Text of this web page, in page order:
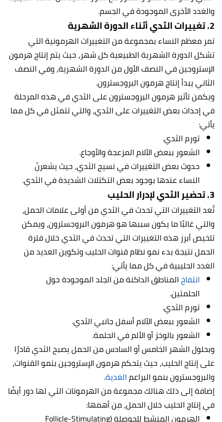
والغدد الأخرى الموجودة في الجسم.
2. تغييرات الثدي أثناء الدورة الشهرية
تمر معظم النساء بمجموعة من التغييرات الهرمونية التي
تشكل الدورة الشهرية الطبيعية كل شهر، حيث يتم إنتاج هرمون
الإستروجين في النصف الأول من الدورة الشهرية، وفي النصف
الثاني يبدأ إنتاج هرمون البروجسترون.
ويكمن تأثير هرمون البروجسترون على الثدي في هذه المرحلة
في إحداث بعض التغييرات على الثدي، والتي تتمثل في كل مما
يأتي:
تورم الثدي.
الشعور ببعض الآلام المزعجة والأوجاع.
حدوث بعض التغييرات في نسيج الثدي، حيث يشعرنّ
النساء عندها بوجود بعض التكتلات الشديدة في الثدي.
3. تحضير الثدي لإدرار الحليب
تُعد التغييرات التي تحدث في الثدي من أولى علامات الحمل،
والتي غالبًا ما يكون سببها هو هرمون البروجسترون، ويمكن
تلخيص أبرز هذه التغييرات التي تحدث في الثدي خلال فترة
الحمل نتيجة بدء نمو نظام قنوات الحليب وتكوين العديد من
الغدد الحليبية في كل مما يأتي:
انتفاخالمناطق الداكنة من الجلد الموجودة حول
الحلمتين.
تورم الثدي.
الشعور ببعض الآلام أسفل جانبي الثدي.
الشعور بالوخز أو الألم في الحلمة.
وبحلول الشهر الخامس أو السادس من الحمل يصبح الثدي قادرًا
على إنتاج الحليب، حيث يتحكم هرمون الإستروجين بنمو القنوات،
والبروجسترون بنمو البراعمالغدية.
إضافة إلى ذلك هنالك مجموعة من الهرمونات التي لها دور أيضًا
في إنتاج الحليب خلال الحمل، من أهمها:
الهرمون المنشط للحوصلة (Follicle-Stimulating